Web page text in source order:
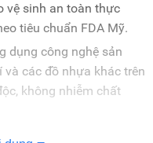
vệ sinh an toàn thực
tiêu chuẩn FDA Mỹ.
dụng công nghệ sản
và các đồ nhựa khác trên
không nhiễm chất